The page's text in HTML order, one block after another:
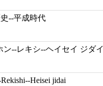
--平成時代
ン--レキシ--ヘイセイ ジダイ
Heisei jidai